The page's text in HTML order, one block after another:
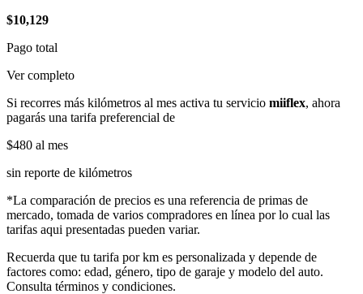
$10,129
Pago total
Ver completo
Si recorres más kilómetros al mes activa tu servicio miiflex, ahora
pagarás una tarifa preferencial de
$480 al mes
sin reporte de kilómetros
*La comparación de precios es una referencia de primas de
mercado, tomada de varios compradores en línea por lo cual las
tarifas aqui presentadas pueden variar.
Recuerda que tu tarifa por km es personalizada y depende de
factores como: edad, género, tipo de garaje y modelo del auto.
Consulta términos y condiciones.